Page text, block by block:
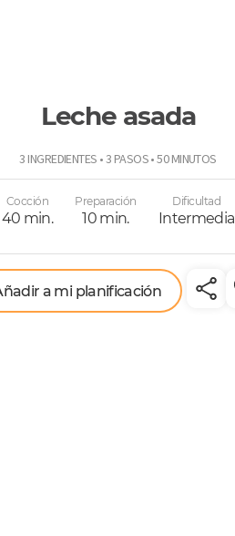
Leche asada
3 INGREDIENTES • 3 PASOS • 50 MINUTOS
Cocción
40 min.
Preparación
10 min.
Dificultad
Intermedia
a mi planificación